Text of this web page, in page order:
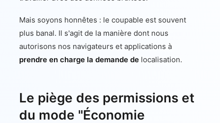
Mais soyons honnêtes : le coupable est souvent
plus banal. Il s'agit de la manière dont nous
autorisons nos navigateurs et applications à
prendre en charge la demande de localisation.
Le piège des permissions et
du mode "Économie